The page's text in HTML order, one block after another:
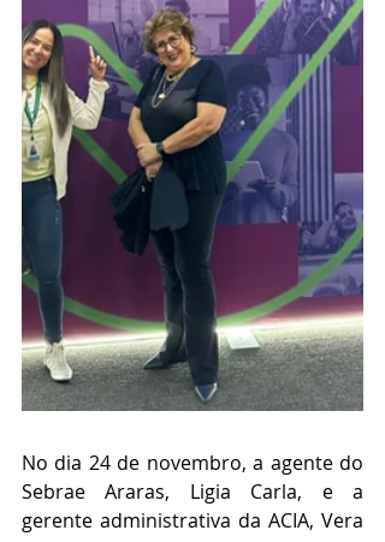
No dia 24 de novembro, a agente do
Sebrae Araras, Ligia Carla, e a
gerente administrativa da ACIA, Vera